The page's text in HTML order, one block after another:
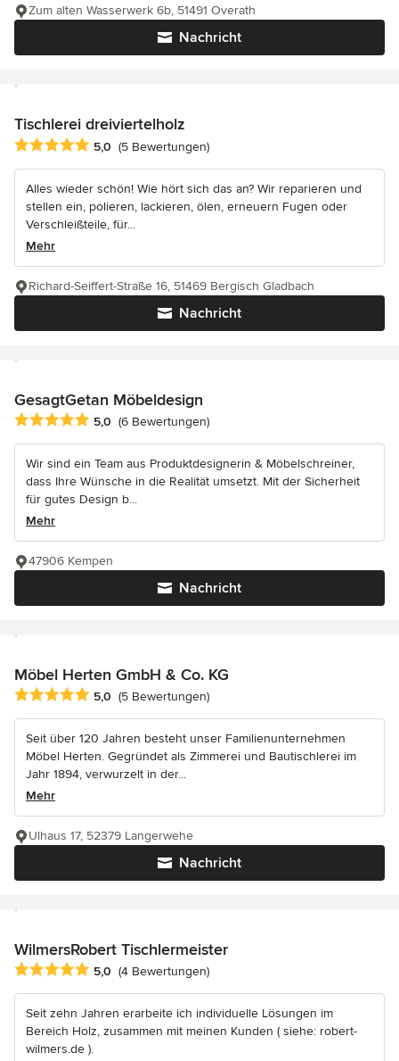
Nachricht
Zum alten Wasserwerk 6b, 51491 Overath
Tischlerei dreiviertelholz
Durchschnittliche Bewertung: 5 von 5 Sternen
5,0 (5 Bewertungen)
Alles wieder schön! Wie hört sich das an? Wir reparieren und
stellen ein, polieren, lackieren, ölen, erneuern Fugen oder
Verschleißteile, für...
Mehr
Nachricht
Richard-Seiffert-Straße 16, 51469 Bergisch Gladbach
GesagtGetan Möbeldesign
Durchschnittliche Bewertung: 5 von 5 Sternen
5,0 (6 Bewertungen)
Wir sind ein Team aus Produktdesignerin & Möbelschreiner,
dass Ihre Wünsche in die Realität umsetzt. Mit der Sicherheit
für gutes Design b...
Mehr
Nachricht
47906 Kempen
Möbel Herten GmbH & Co. KG
Durchschnittliche Bewertung: 5 von 5 Sternen
5,0 (5 Bewertungen)
Seit über 120 Jahren besteht unser Familienunternehmen
Möbel Herten. Gegründet als Zimmerei und Bautischlerei im
Jahr 1894, verwurzelt in der...
Mehr
Nachricht
Ulhaus 17, 52379 Langerwehe
WilmersRobert Tischlermeister
Durchschnittliche Bewertung: 5 von 5 Sternen
5,0 (4 Bewertungen)
Seit zehn Jahren erarbeite ich individuelle Lösungen im
Bereich Holz, zusammen mit meinen Kunden ( siehe: robert-
wilmers.de ).